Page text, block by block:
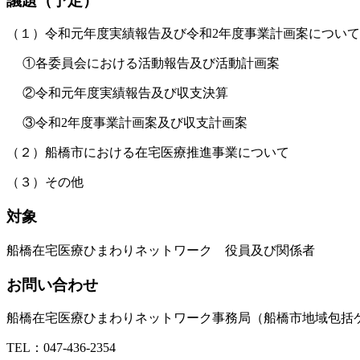
（１）令和元年度実績報告及び令和2年度事業計画案について
①各委員会における活動報告及び活動計画案
②令和元年度実績報告及び収支決算
③令和2年度事業計画案及び収支計画案
（２）船橋市における在宅医療推進事業について
（３）その他
対象
船橋在宅医療ひまわりネットワーク 役員及び関係者
お問い合わせ
船橋在宅医療ひまわりネットワーク事務局（船橋市地域包括
TEL：047-436-2354